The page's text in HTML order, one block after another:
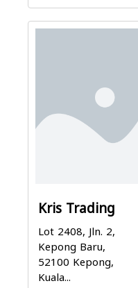
Kris Trading
Lot 2408, Jln. 2,
Kepong Baru,
52100 Kepong,
Kuala...